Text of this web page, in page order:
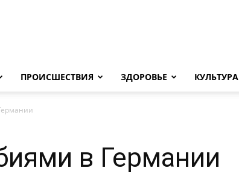
ПРОИСШЕСТВИЯ ЗДОРОВЬЕ КУЛЬТУРА
в Германии